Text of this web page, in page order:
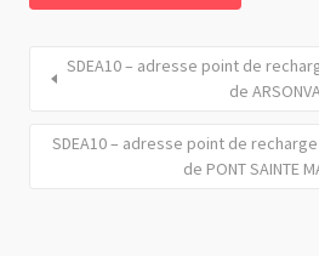
SDEA10 – adresse point de
de
SDEA10 – adresse point de
de PONT SAINTE